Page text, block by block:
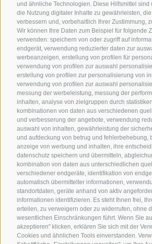
und ähnliche Technologien. Diese Hilfsmittel sind
die Nutzung digitaler Inhalte zu gewährleisten,
verbessern und, vorbehaltlich Ihrer Zustimmung,
Wir können Ihre Daten zum Beispiel für folgende
verwenden: speichern von oder zugriff auf
endgerät, verwendung reduzierter daten zur
werbeanzeigen, erstellung von profilen für
verwendung von profilen zur auswahl
erstellung von profilen zur personalisierung von
verwendung von profilen zur auswahl
messung der werbeleistung, messung der
inhalten, analyse von zielgruppen durch
kombinationen von daten aus verschiedenen
und verbesserung der angebote, verwendung
auswahl von inhalten, gewährleistung der
und aufdeckung von betrug und fehlerbehebung,
anzeige von werbung und inhalten, ihre
datenschutz speichern und übermitteln,
kombination von daten aus unterschiedlichen
verschiedener endgeräte, identifikation von
automatisch übermittelter informationen,
standortdaten, geräte anhand von aktiv
informationen identifizieren. Es steht Ihnen frei,
erteilen, zu verweigern oder zu widerrufen, ohne
wesentlichen Einschränkungen führt. Wenn Sie
akzeptieren" klicken, erklären Sie sich mit der
Cookies und ähnlichen Tools einverstanden.
KONTAKTIERE
+39 0472 765 325
info@sterzing.com
NEWSLETTER
Bleib am Laufenden